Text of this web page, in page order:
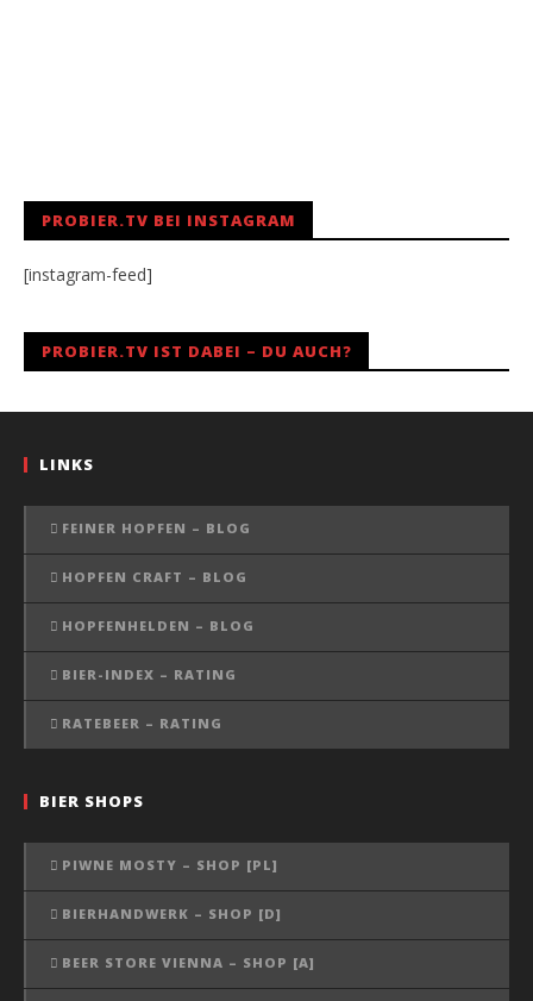
PROBIER.TV BEI INSTAGRAM
[instagram-feed]
PROBIER.TV IST DABEI – DU AUCH?
LINKS
FEINER HOPFEN – BLOG
HOPFEN CRAFT – BLOG
HOPFENHELDEN – BLOG
BIER-INDEX – RATING
RATEBEER – RATING
BIER SHOPS
PIWNE MOSTY – SHOP [PL]
BIERHANDWERK – SHOP [D]
BEER STORE VIENNA – SHOP [A]